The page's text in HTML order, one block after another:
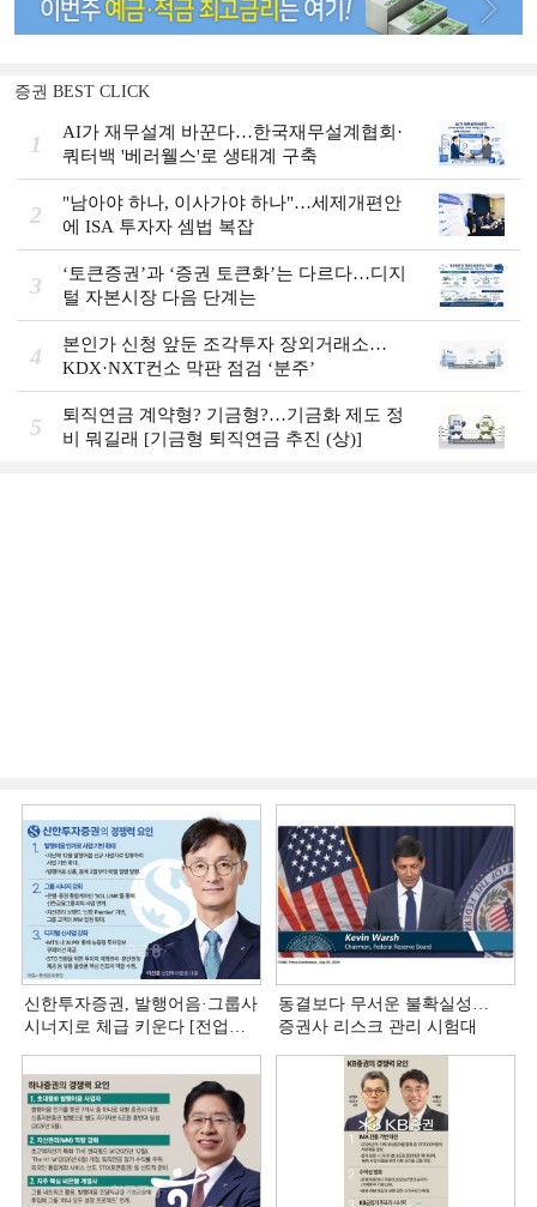
증권 BEST CLICK
1
AI가 재무설계 바꾼다…한국재무설계협회·
쿼터백 '베러웰스'로 생태계 구축
2
"남아야 하나, 이사가야 하나"…세제개편안
에 ISA 투자자 셈법 복잡
3
‘토큰증권’과 ‘증권 토큰화’는 다르다…디지
털 자본시장 다음 단계는
4
본인가 신청 앞둔 조각투자 장외거래소…
KDX·NXT컨소 막판 점검 ‘분주’
5
퇴직연금 계약형? 기금형?…기금화 제도 정
비 뭐길래 [기금형 퇴직연금 추진 (상)]
신한투자증권, 발행어음·그룹사
시너지로 체급 키운다 [전업계
동결보다 무서운 불확실성…
증권사 리스크 관리 시험대